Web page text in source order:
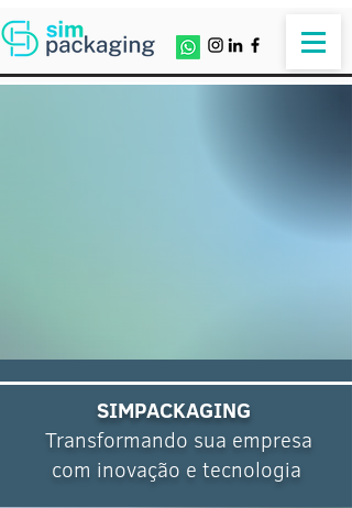
SIMPACKAGING
Transformando sua empresa
com inovação e tecnologia